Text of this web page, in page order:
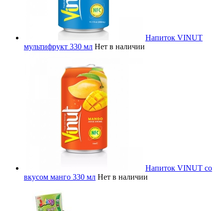
Напиток VINUT
мультифрукт 330 мл Нет в наличии
Напиток VINUT со
вкусом манго 330 мл Нет в наличии